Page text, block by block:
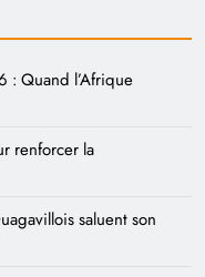
: Quand l’Afrique
renforcer la
saluent son